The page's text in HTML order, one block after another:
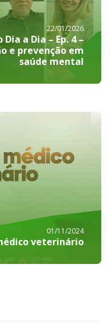
22/01/2026
a Dia – Ep. 4 –
e prevenção em
saúde mental
01/11/2024
veterinário